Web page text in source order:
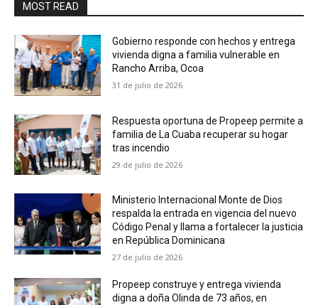
MOST READ
Gobierno responde con hechos y entrega
vivienda digna a familia vulnerable en
Rancho Arriba, Ocoa
31 de julio de 2026
Respuesta oportuna de Propeep permite a
familia de La Cuaba recuperar su hogar
tras incendio
29 de julio de 2026
Ministerio Internacional Monte de Dios
respalda la entrada en vigencia del nuevo
Código Penal y llama a fortalecer la justicia
en República Dominicana
27 de julio de 2026
Propeep construye y entrega vivienda
digna a doña Olinda de 73 años, en